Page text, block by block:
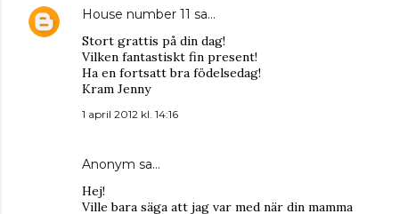
House number 11 sa…
Stort grattis på din dag!
Vilken fantastiskt fin present!
Ha en fortsatt bra födelsedag!
Kram Jenny
1 april 2012 kl. 14:16
Anonym sa…
Hej!
Ville bara säga att jag var med när din mamma